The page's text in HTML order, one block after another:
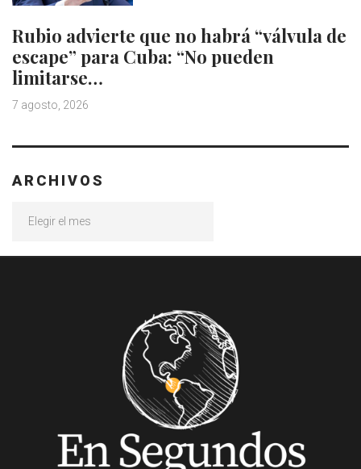
Rubio advierte que no habrá “válvula de
escape” para Cuba: “No pueden
limitarse…
7 agosto, 2026
ARCHIVOS